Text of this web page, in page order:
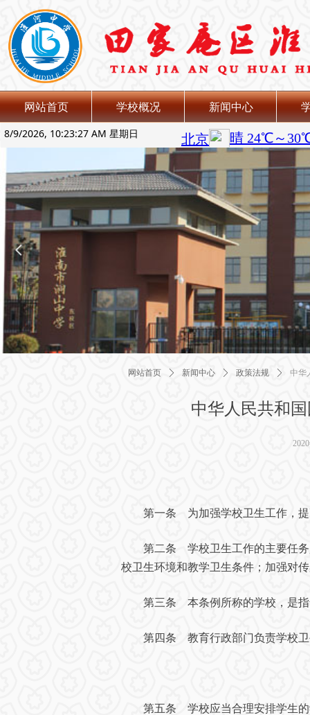
8/9/2026, 10:23:28 AM 星期日
网站首页 学校概况 新闻中心
넳
中华人民共和
网站首页 ꄲ 新闻中心 ꄲ 政策法规 ꄲ 中华
第一条 为加强学校卫生工作，提
第二条 学校卫生工作的主要任务是
校卫生环境和教学卫生条件；加强对
第三条 本条例所称的学校，是指普
第四条 教育行政部门负责学校卫
第五条 学校应当合理安排学生的学